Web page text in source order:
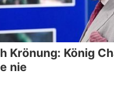
Krönung: König
nie